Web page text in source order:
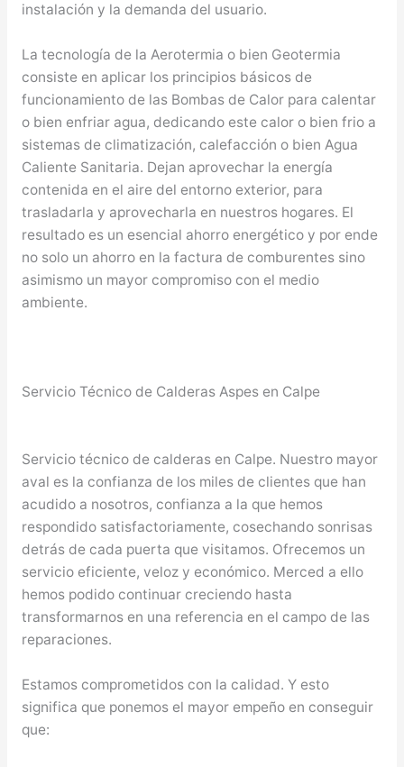
instalación y la demanda del usuario.
La tecnología de la Aerotermia o bien Geotermia
consiste en aplicar los principios básicos de
funcionamiento de las Bombas de Calor para calentar
o bien enfriar agua, dedicando este calor o bien frio a
sistemas de climatización, calefacción o bien Agua
Caliente Sanitaria. Dejan aprovechar la energía
contenida en el aire del entorno exterior, para
trasladarla y aprovecharla en nuestros hogares. El
resultado es un esencial ahorro energético y por ende
no solo un ahorro en la factura de comburentes sino
asimismo un mayor compromiso con el medio
ambiente.
Servicio Técnico de Calderas Aspes en Calpe
Servicio técnico de calderas en Calpe. Nuestro mayor
aval es la confianza de los miles de clientes que han
acudido a nosotros, confianza a la que hemos
respondido satisfactoriamente, cosechando sonrisas
detrás de cada puerta que visitamos. Ofrecemos un
servicio eficiente, veloz y económico. Merced a ello
hemos podido continuar creciendo hasta
transformarnos en una referencia en el campo de las
reparaciones.
Estamos comprometidos con la calidad. Y esto
significa que ponemos el mayor empeño en conseguir
que: